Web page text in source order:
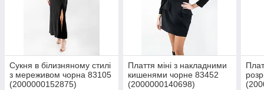
Сукня в білизняному стилі
з мереживом чорна 83105
(2000000152875)
Плаття міні з накладними
кишенями чорне 83452
(2000000140698)